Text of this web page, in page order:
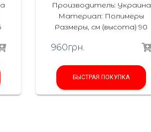
Производитель: Украина
Материал: Полимеры
Размеры, см (высота) 90
960грн.
БЫСТРАЯ ПОКУПКА